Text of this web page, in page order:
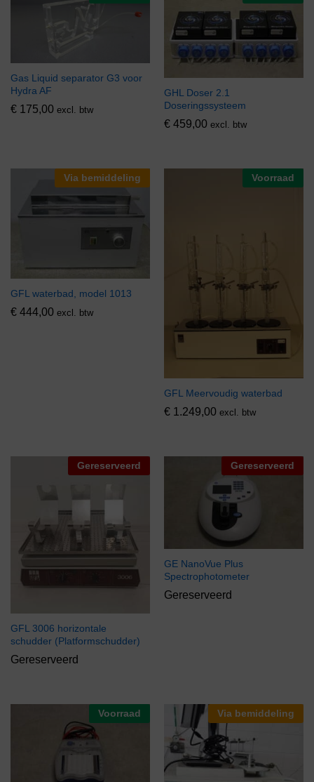
Gas Liquid separator G3 voor
Hydra AF
€ 175,00 excl. btw
GHL Doser 2.1
Doseringssysteem
€ 459,00 excl. btw
Via bemiddeling
GFL waterbad, model 1013
€ 444,00 excl. btw
Voorraad
GFL Meervoudig waterbad
€ 1.249,00 excl. btw
Gereserveerd
GFL 3006 horizontale
schudder (Platformschudder)
Gereserveerd
Gereserveerd
GE NanoVue Plus
Spectrophotometer
Gereserveerd
Voorraad Via bemiddeling